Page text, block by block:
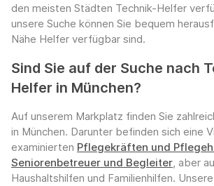
den meisten Städten Technik-Helfer
unsere Suche können Sie bequem
Nähe Helfer verfügbar sind.
Sind Sie auf der Suche nach
Helfer in München?
Auf unserem Markplatz finden Sie
in München. Darunter befinden sich eine
examinierten Pflegekräften und
Seniorenbetreuer und Begleiter, aber
Haushaltshilfen und Familienhilfen. Unsere